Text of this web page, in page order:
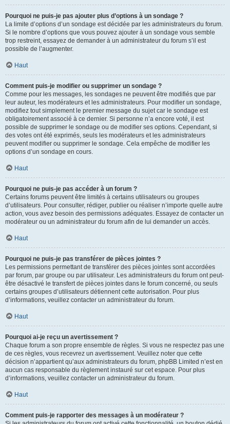
Pourquoi ne puis-je pas ajouter plus d’options à un sondage ?
La limite d’options d’un sondage est décidée par les administrateurs du forum.
Si le nombre d’options que vous pouvez ajouter à un sondage vous semble
trop restreint, essayez de demander à un administrateur du forum s’il est
possible de l’augmenter.
Haut
Comment puis-je modifier ou supprimer un sondage ?
Comme pour les messages, les sondages ne peuvent être modifiés que par
leur auteur, les modérateurs et les administrateurs. Pour modifier un sondage,
modifiez tout simplement le premier message du sujet car le sondage est
obligatoirement associé à ce dernier. Si personne n’a encore voté, il est
possible de supprimer le sondage ou de modifier ses options. Cependant, si
des votes ont été exprimés, seuls les modérateurs et les administrateurs
peuvent modifier ou supprimer le sondage. Cela empêche de modifier les
options d’un sondage en cours.
Haut
Pourquoi ne puis-je pas accéder à un forum ?
Certains forums peuvent être limités à certains utilisateurs ou groupes
d’utilisateurs. Pour consulter, rédiger, publier ou réaliser n’importe quelle autre
action, vous avez besoin des permissions adéquates. Essayez de contacter un
modérateur ou un administrateur du forum afin de lui demander un accès.
Haut
Pourquoi ne puis-je pas transférer de pièces jointes ?
Les permissions permettant de transférer des pièces jointes sont accordées
par forum, par groupe ou par utilisateur. Les administrateurs du forum ont peut-
être désactivé le transfert de pièces jointes dans le forum concerné, ou seuls
certains groupes d’utilisateurs détiennent cette autorisation. Pour plus
d’informations, veuillez contacter un administrateur du forum.
Haut
Pourquoi ai-je reçu un avertissement ?
Chaque forum a son propre ensemble de règles. Si vous ne respectez pas une
de ces règles, vous recevrez un avertissement. Veuillez noter que cette
décision n’appartient qu’aux administrateurs du forum, phpBB Limited n’est en
aucun cas responsable du règlement instauré sur cet espace. Pour plus
d’informations, veuillez contacter un administrateur du forum.
Haut
Comment puis-je rapporter des messages à un modérateur ?